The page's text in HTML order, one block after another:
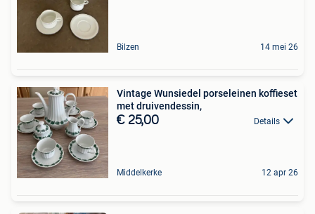
Bilzen 14 mei 26
Vintage Wunsiedel porseleinen koffieset
met druivendessin,
€ 25,00 Details
Middelkerke 12 apr 26